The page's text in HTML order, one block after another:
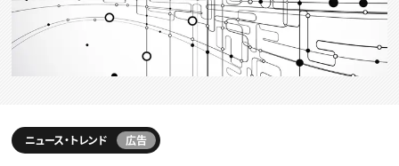
クリエイター求人を探す
CREATIVE JOB求人検索
スキルアップしたい！
ニュース・トレンド 広告